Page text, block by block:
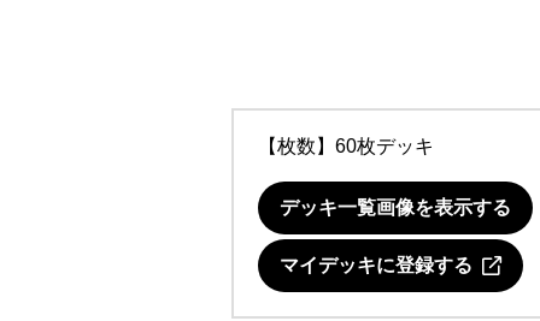
【枚数】60枚デッキ
デッキ一覧画像を表示する
マイデッキに登録する